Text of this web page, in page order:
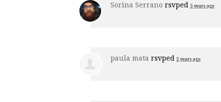
Sorina Serrano rsvped 5 years ago
paula mata rsvped 5 years ago